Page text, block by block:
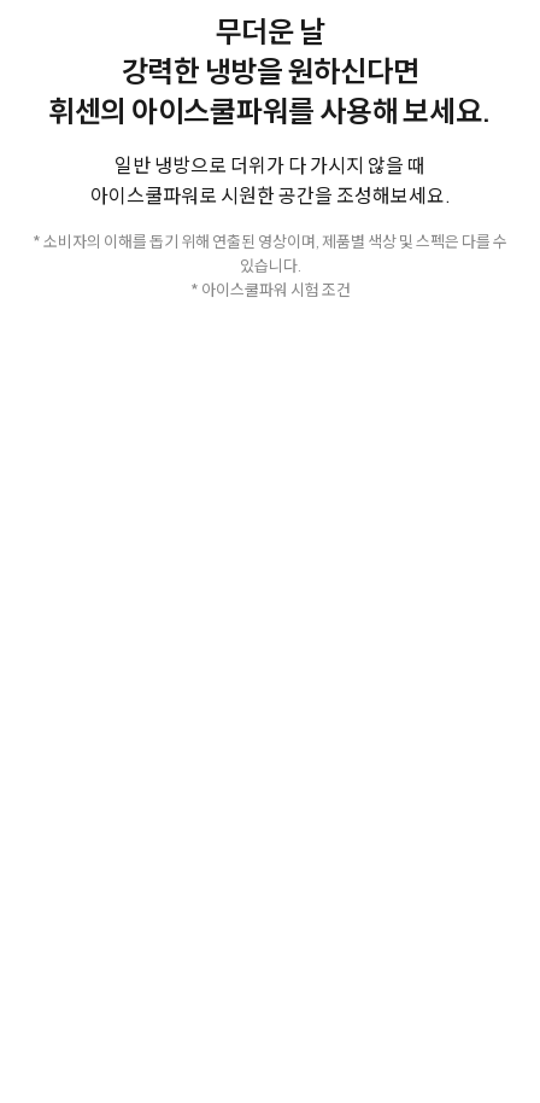
무더운 날
강력한 냉방을 원하신다면
휘센의 아이스쿨파워를 사용해 보세요.
일반 냉방으로 더위가 다 가시지 않을 때
아이스쿨파워로 시원한 공간을 조성해보세요.
* 소비자의 이해를 돕기 위해 연출된 영상이며, 제품별 색상 및 스펙은 다를 수
있습니다.
* 아이스쿨파워 시험 조건